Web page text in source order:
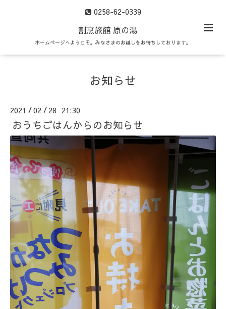
0258-62-0339
割烹旅館 原の湯
ホームページへようこそ。みなさまのお越しをお待ちしております。
お知らせ
2021 /02 / 28 21:30
おうちごはんからのお知らせ